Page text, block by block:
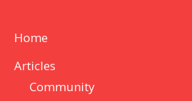
Home
Articles
Community